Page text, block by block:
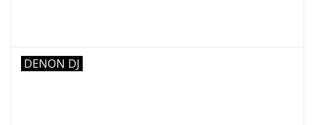
DENON DJ